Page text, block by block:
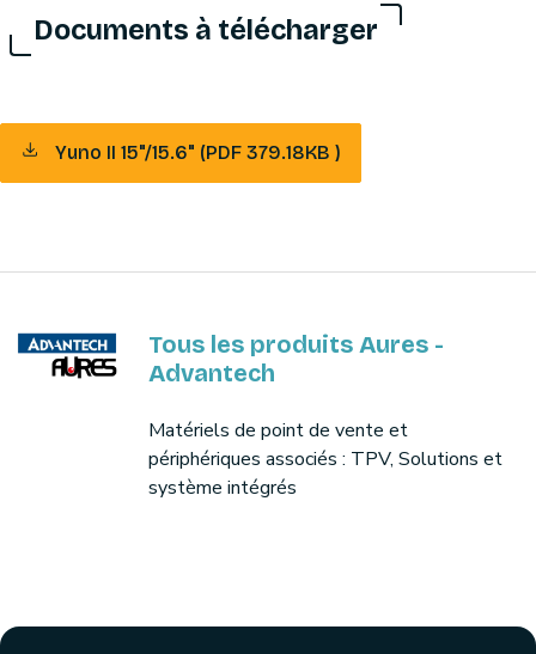
Documents à télécharger
Yuno II 15"/15.6" (PDF 379.18KB )
Tous les produits Aures -
Advantech
Matériels de point de vente et
périphériques associés : TPV, Solutions et
système intégrés